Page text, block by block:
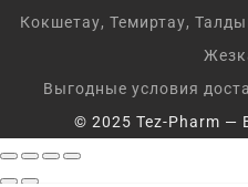
Кокшетау, Темиртау,
Выгодные условия
© 2025 Tez-Pharm